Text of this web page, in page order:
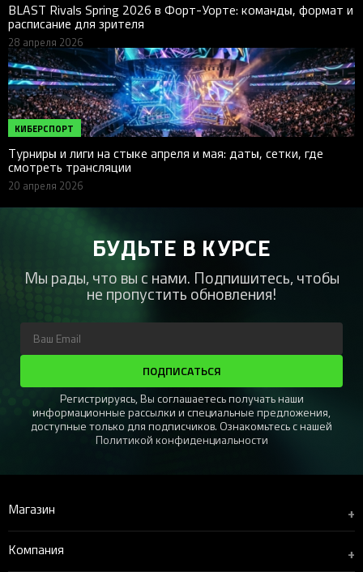
BLAST Rivals Spring 2026 в Форт-Уорте: команды, формат и
расписание для зрителя
28 апреля 2026
КИБЕРСПОРТ
Турниры и лиги на стыке апреля и мая: даты, сетки, где
смотреть трансляции
20 апреля 2026
БУДЬТЕ В КУРСЕ
Мы рады, что вы с нами. Подпишитесь, чтобы
не пропустить обновления!
ПОДПИСАТЬСЯ
Регистрируясь, Вы соглашаетесь получать наши
информационные рассылки и специальные предложения,
доступные только для подписчиков. Ознакомьтесь с нашей
Политикой конфиденциальности
Магазин +
Компания +